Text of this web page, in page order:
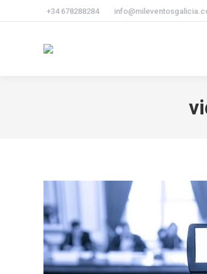
+34 678288284